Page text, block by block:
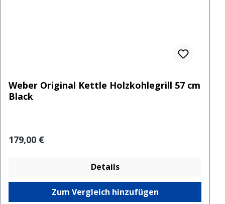
Weber Original Kettle Holzkohlegrill 57 cm
Black
Regulärer Preis:
179,00 €
Details
Zum Vergleich hinzufügen